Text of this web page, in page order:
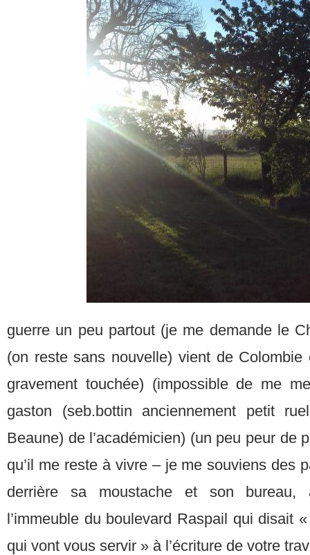
guerre un peu partout (je me demande le
(on reste sans nouvelle) vient de Colombie
gravement touchée) (impossible de me
gaston (seb.bottin anciennement petit
Beaune) de l’académicien) (un peu peur de
qu’il me reste à vivre – je me souviens des
derrière sa moustache et son bureau,
l’immeuble du boulevard Raspail qui disait
qui vont vous servir » à l’écriture de votre